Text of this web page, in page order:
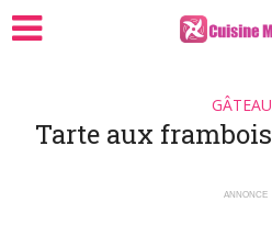
Tarte aux
ANNONCE